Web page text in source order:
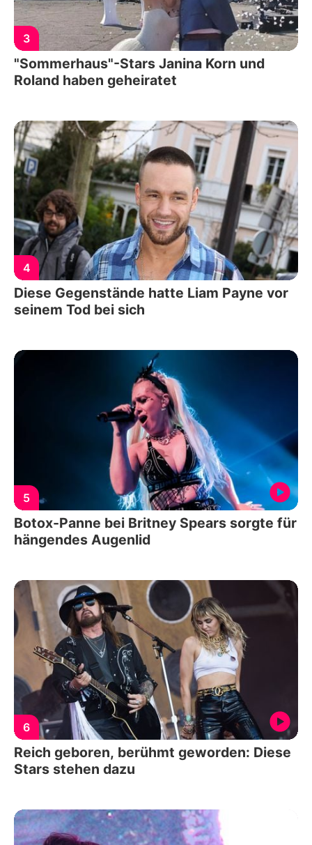
3
"Sommerhaus"-Stars Janina Korn und
Roland haben geheiratet
4
Diese Gegenstände hatte Liam Payne vor
seinem Tod bei sich
5
Botox-Panne bei Britney Spears sorgte für
hängendes Augenlid
6
Reich geboren, berühmt geworden: Diese
Stars stehen dazu